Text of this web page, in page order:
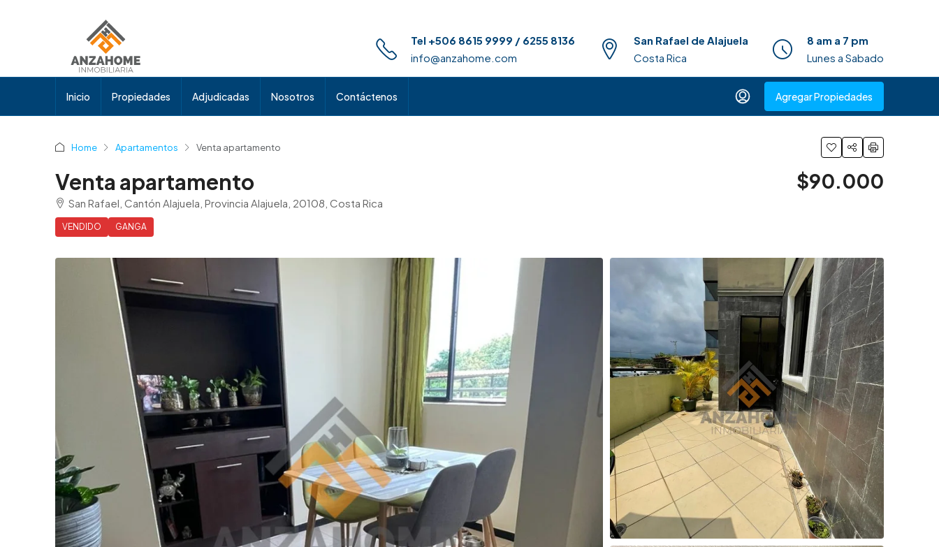
Tel +506 8615 9999 / 6255 8136
info@anzahome.com
San Rafael de Alajuela
Costa Rica
8 am a 7 pm
Lunes a Sabado
Inicio Propiedades Adjudicadas Nosotros Contáctenos Agregar Propiedades
Home Apartamentos Venta apartamento
Venta apartamento
San Rafael, Cantón Alajuela, Provincia Alajuela, 20108, Costa Rica
VENDIDO GANGA
$90.000